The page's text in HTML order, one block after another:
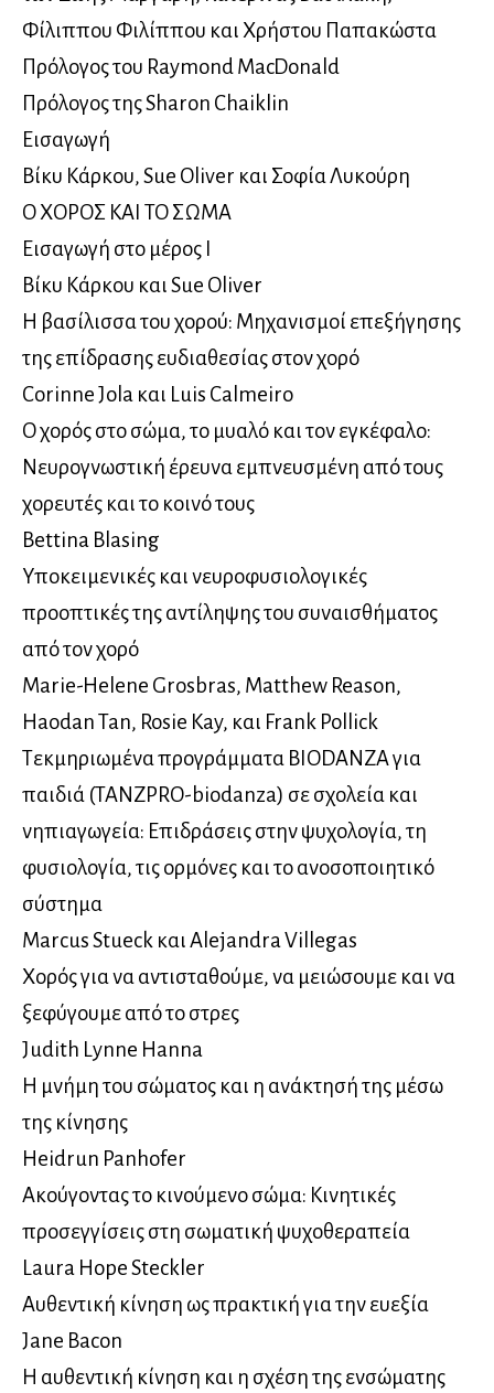
Φίλιππου Φιλίππου και Χρήστου Παπακώστα
Πρόλογος του Raymond MacDonald
Πρόλογος της Sharon Chaiklin
Εισαγωγή
Βίκυ Κάρκου, Sue Oliver και Σοφία Λυκούρη
Ο ΧΟΡΟΣ ΚΑΙ ΤΟ ΣΩΜΑ
Εισαγωγή στο μέρος Ι
Βίκυ Κάρκου και Sue Oliver
Η βασίλισσα του χορού: Μηχανισμοί επεξήγησης
της επίδρασης ευδιαθεσίας στον χορό
Corinne Jola και Luis Calmeiro
O χορός στο σώμα, το μυαλό και τον εγκέφαλο:
Νευρογνωστική έρευνα εμπνευσμένη από τους
χορευτές και το κοινό τους
Bettina Blasing
Υποκειμενικές και νευροφυσιολογικές
προοπτικές της αντίληψης του συναισθήματος
από τον χορό
Marie-Helene Grosbras, Matthew Reason,
Haodan Tan, Rosie Kay, και Frank Pollick
Τεκμηριωμένα προγράμματα BIODANZA για
παιδιά (TANZPRO-biodanza) σε σχολεία και
νηπιαγωγεία: Επιδράσεις στην ψυχολογία, τη
φυσιολογία, τις ορμόνες και το ανοσοποιητικό
σύστημα
Marcus Stueck και Alejandra Villegas
Χορός για να αντισταθούμε, να μειώσουμε και να
ξεφύγουμε από το στρες
Judith Lynne Hanna
Η μνήμη του σώματος και η ανάκτησή της μέσω
της κίνησης
Heidrun Panhofer
Ακούγοντας το κινούμενο σώμα: Κινητικές
προσεγγίσεις στη σωματική ψυχοθεραπεία
Laura Hope Steckler
Αυθεντική κίνηση ως πρακτική για την ευεξία
Jane Bacon
Η αυθεντική κίνηση και η σχέση της ενσώματης